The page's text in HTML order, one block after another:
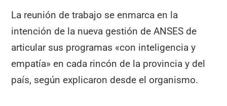
La reunión de trabajo se enmarca en la
intención de la nueva gestión de ANSES de
articular sus programas «con inteligencia y
empatía» en cada rincón de la provincia y del
país, según explicaron desde el organismo.